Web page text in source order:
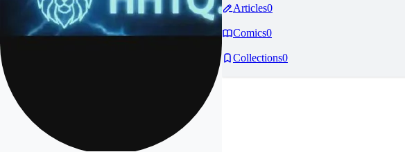
Articles0
Comics0
Collections0